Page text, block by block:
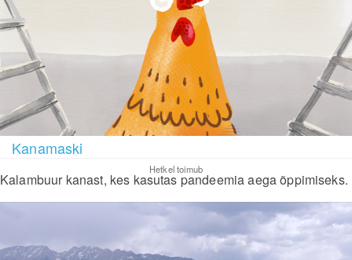
Kanamaski
Hetkel toimub
Kalambuur kanast, kes kasutas pandeemia aega õppimiseks.